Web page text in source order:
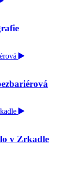
v Zrkadle